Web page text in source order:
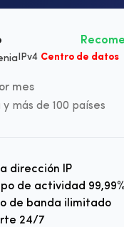
IPv4 Centro de datos
mes
más de 100 países
dirección IP
de actividad 99,99%
de banda ilimitado
24/7